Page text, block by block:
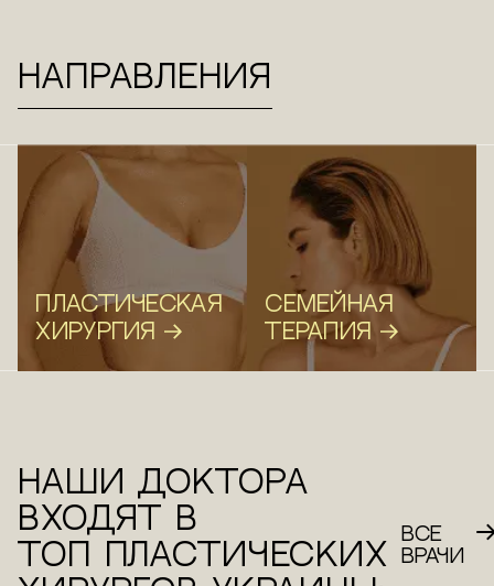
Направления
Пластическая
хирургия
Семейная
терапия
Гинекология
косметология
Наши доктора
входят в
ТОП пластических
ВСЕ
ВРАЧИ